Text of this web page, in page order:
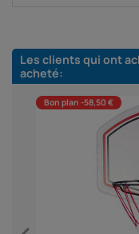
Les clients qui ont
acheté:
Bon plan -58,50 €